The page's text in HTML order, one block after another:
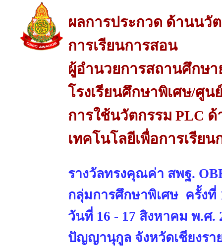
ผลการประกวด ด้านนวั
การเรียนการสอน
ผู้อำนวยการสถานศึกษา
โรงเรียนศึกษาพิเศษ/ศูน
การใช้นวัตกรรม PLC
เทคโนโลยีเพื่อการเรีย
รางวัลทรงคุณค่า สพฐ.
กลุ่มการศึกษาพิเศษ ครั้งที่
วันที่ 16 - 17 สิงหาคม พ.ศ.
ปัญญานุกูล จังหวัดเชียงรา